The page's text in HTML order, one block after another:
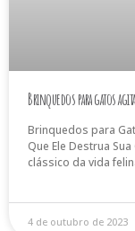
Brinquedos para gatos
Brinquedos para
Que Ele Destrua
clássico da vida
4 de outubro de 2023